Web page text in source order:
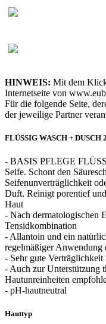
HINWEIS: Mit dem
Internetseite von
Für die folgende Seite,
der jeweilige Partner
FLÜSSIG WASCH + DUSCH
- BASIS PFLEGE
Seife. Schont den
Seifenunverträglichkeit
Duft. Reinigt porentief
Haut
- Nach dermatologischen
Tensidkombination
- Allantoin und ein
regelmäßiger
- Sehr gute
- Auch zur Unterstützung
Hautunreinheiten
- pH-hautneutral
Hauttyp